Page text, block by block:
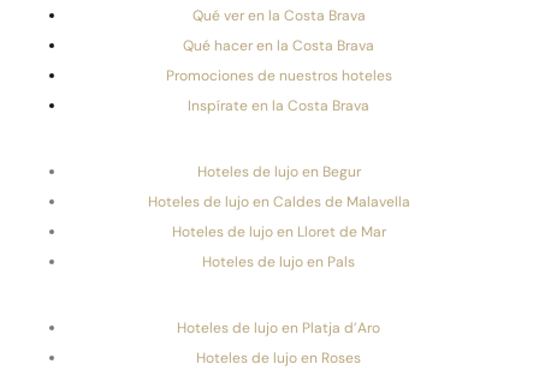
Qué ver en la Costa Brava
Qué hacer en la Costa Brava
Promociones de nuestros hoteles
Inspírate en la Costa Brava
Hoteles de lujo en Begur
Hoteles de lujo en Caldes de Malavella
Hoteles de lujo en Lloret de Mar
Hoteles de lujo en Pals
Hoteles de lujo en Platja d’Aro
Hoteles de lujo en Roses